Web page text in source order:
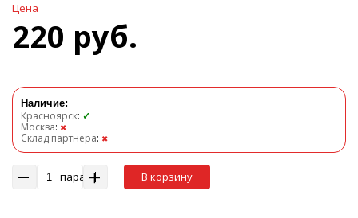
Цена
220 руб.
Наличие:
Красноярск: ✓
Москва: ✖
Склад партнера: ✖
пара В корзину